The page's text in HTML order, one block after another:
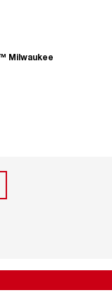
Milwaukee